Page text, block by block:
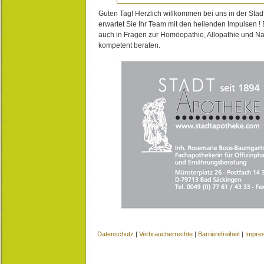
Guten Tag! Herzlich willkommen bei uns in der
erwartet Sie Ihr Team mit den heilenden Impulsen !
auch in Fragen zur Homöopathie, Allopathie und
kompetent beraten.
Datenschutz | Verbraucherrechte | Barrierefreiheit |